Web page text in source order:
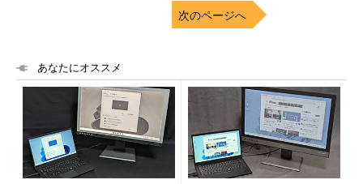
次のページへ
あなたにオススメ